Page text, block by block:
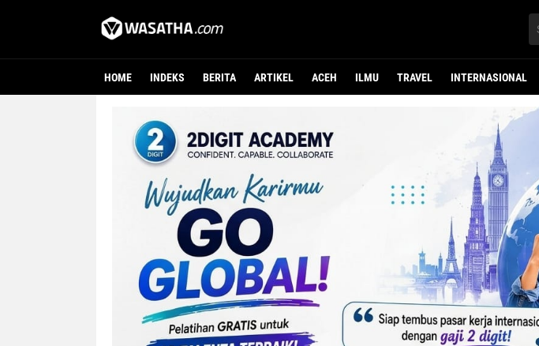
HOME INDEKS BERITA ARTIKEL ACEH ILMU TRAVEL INTERNASIONAL